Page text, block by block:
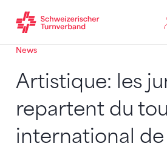
Zum Inhalt springen
Zur Sitemap navigieren
Zum Navigieren dieser Seite
News
Artistique: les
repartent du
international de